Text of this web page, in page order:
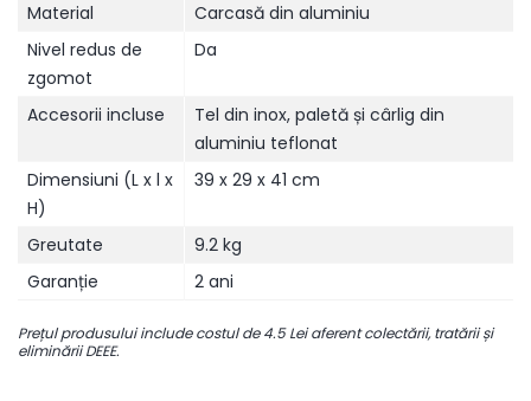
Material
Carcasă din aluminiu
Nivel redus de
zgomot
Da
Accesorii incluse
Tel din inox, paletă și cârlig din
aluminiu teflonat
Dimensiuni (L x l x
H)
39 x 29 x 41 cm
Greutate
9.2 kg
Garanție
2 ani
Prețul produsului include costul de 4.5 Lei aferent colectării, tratării și
eliminării DEEE.